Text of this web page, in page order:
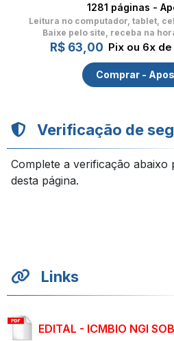
1281 páginas -
Leitura no computador, tablet,
Baixe pelo site, receba na
R$ 63,00 Pix ou 6x
Comprar -
Verificação de
Complete a verificação abaixo
desta página.
Links
EDITAL - ICMBIO NGI